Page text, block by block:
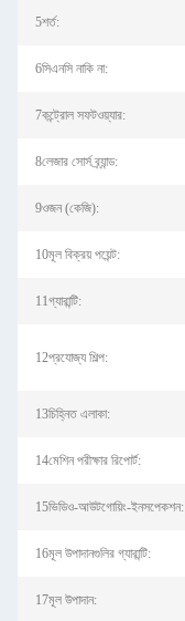
5শর্ত:
6সিএনসি নাকি না:
7কন্ট্রোল সফটওয়্যার:
8লেজার সোর্স ব্র্যান্ড:
9ওজন (কেজি):
10মূল বিক্রয় পয়েন্ট:
11গ্যারান্টি:
12প্রযোজ্য শিল্প:
13চিহ্নিত এলাকা:
14মেশিন পরীক্ষার রিপোর্ট:
15ভিডিও-আউটগোয়িং-ইনসপেকশন:
16মূল উপাদানগুলির গ্যারান্টি:
17মূল উপাদান: